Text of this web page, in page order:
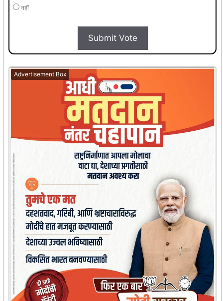
नहीं
Submit Vote
Advertisement Box